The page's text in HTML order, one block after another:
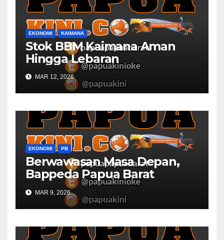
EKONOMI KAIMANA
Stok BBM Kaimana Aman
Hingga Lebaran
MAR 12, 2026
EKONOMI PB
Berwawasan Masa Depan,
Bappeda Papua Barat
Konsultasi Publik RKPD 2027
MAR 9, 2026